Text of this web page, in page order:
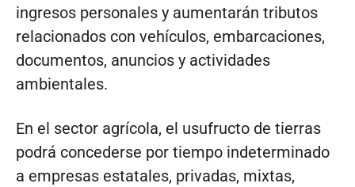
ingresos personales y aumentarán tributos
relacionados con vehículos, embarcaciones,
documentos, anuncios y actividades
ambientales.
En el sector agrícola, el usufructo de tierras
podrá concederse por tiempo indeterminado
a empresas estatales, privadas, mixtas,